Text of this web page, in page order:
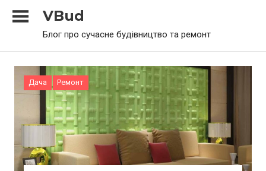
VBud
Блог про сучасне будівництво та ремонт
Дача Ремонт